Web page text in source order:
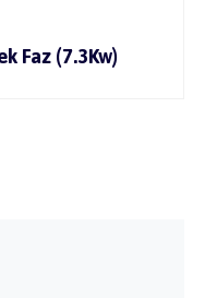
Faz (7.3Kw)